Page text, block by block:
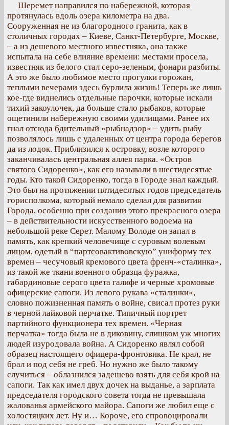
Шеремет направился по набережной, которая
протянулась вдоль озера километра на два.
Сооруженная не из благородного гранита, как в
столичных городах – Киеве, Санкт-Петербурге, Москве,
– а из дешевого местного известняка, она также
испытала на себе влияние времени: местами просела,
известняк из белого стал серо-зеленым, фонари разбиты.
А это же было любимое место прогулки горожан,
теплыми вечерами здесь бурлила жизнь! Теперь же лишь
кое-где виднелись отдельные парочки, которые искали
тихий закоулочек, да больше стало рыбаков, которые
ощетинили набережную своими удилищами. Ранее их
гнал отсюда бдительный «рыбнадзор» – удить рыбу
позволялось лишь с удаленных от центра города берегов
да из лодок. Приблизился к островку, возле которого
заканчивалась центральная аллея парка. «Остров
святого Сидоренко», как его называли в шестидесятые
годы. Кто такой Сидоренко, тогда в Городе знал каждый.
Это был на протяжении пятидесятых годов председатель
горисполкома, который немало сделал для развития
Города, особенно при создании этого прекрасного озера
– в действительности искусственного водоема на
небольшой реке Серет. Малому Володе он запал в
память, как крепкий человечище с суровым волевым
лицом, одетый в “партсовактивовскую” униформу тех
времен – чесучовый кремового цвета френч-«сталинка»,
из такой же ткани военного образца фуражка,
габардиновые серого цвета галифе и черные хромовые
офицерские сапоги. Из левого рукава «сталинки»,
словно пожизненная память о войне, свисал протез руки
в черной лайковой перчатке. Типичный портрет
партийного функционера тех времен. «Черная
перчатка» тогда была не в диковину, слишком уж многих
людей изуродовала война. А Сидоренко являл собой
образец настоящего офицера-фронтовика. Не крал, не
брал и под себя не греб. Но нужно же было такому
случиться – облазнился задешево взять для себя крой на
сапоги. Так как имел двух дочек на выданье, а зарплата
председателя городского совета тогда не превышала
жалованья армейского майора. Сапоги же любил еще с
холостяцких лет. Ну и… Короче, его спровоцировали